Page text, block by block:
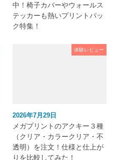
中！椅子カバーやウォールス
テッカーも熱いプリントパッ
ク特集！
体験レビュー
2026年7月29日
メガプリントのアクキー３種
（クリア・カラークリア・不
透明）を注文！仕様と仕上が
りを比較してみた！